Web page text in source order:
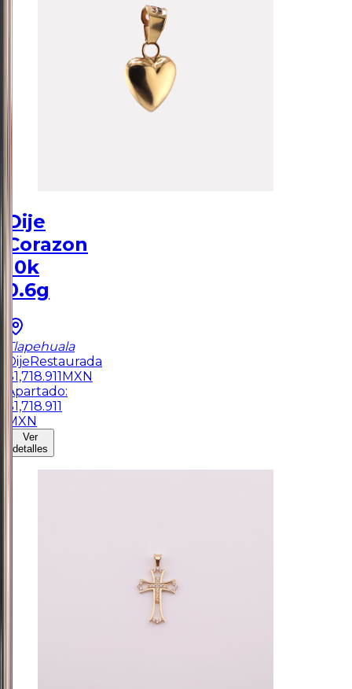
Dije
Corazon
10k
0.6g
Tlapehuala
DijeRestaurada
$1,718.911MXN
Apartado:
$1,718.911
MXN
Ver
detalles